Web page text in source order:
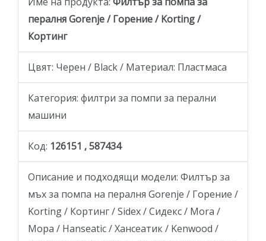
пералня Gorenje / Горение / Korting /
Кортинг
Цвят: Черен / Black / Материал: Пластмаса
Категория: филтри за помпи за перални
машини
Код: 126151 , 587434
Описание и подходящи модели: Филтър за
мъх за помпа на пералня Gorenje / Горение /
Korting / Кортинг / Sidex / Сидекс / Mora /
Мора / Hanseatic / Хансеатик / Kenwood /